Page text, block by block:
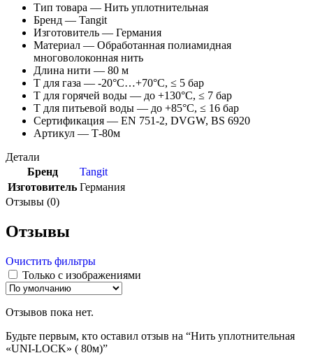
Тип товара — Нить уплотнительная
Бренд — Tangit
Изготовитель — Германия
Материал — Обработанная полиамидная
многоволоконная нить
Длина нити — 80 м
Т для газа — -20°C…+70°C, ≤ 5 бар
Т для горячей воды — до +130°C, ≤ 7 бар
Т для питьевой воды — до +85°C, ≤ 16 бар
Сертификация — EN 751-2, DVGW, BS 6920
Артикул — Т-80м
Детали
Бренд
Tangit
Изготовитель Германия
Отзывы (0)
Отзывы
Очистить фильтры
Только с изображениями
Отзывов пока нет.
Будьте первым, кто оставил отзыв на “Нить уплотнительная
«UNI-LOCK» ( 80м)”